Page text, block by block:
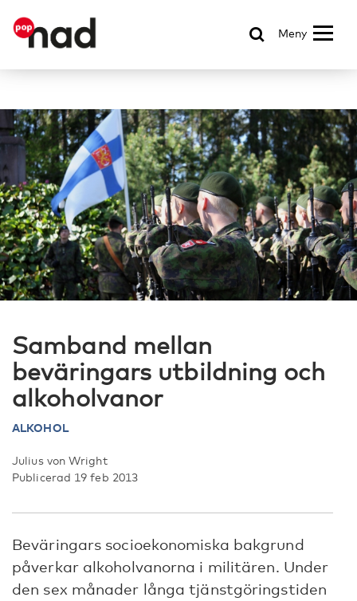
Meny
Samband mellan
beväringars utbildning och
alkoholvanor
ALKOHOL
Julius von Wright
Publicerad 19 feb 2013
Beväringars socioekonomiska bakgrund
påverkar alkoholvanorna i militären. Under
den sex månader långa tjänstgöringstiden